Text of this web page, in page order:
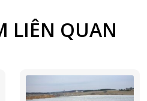
LIÊN QUAN